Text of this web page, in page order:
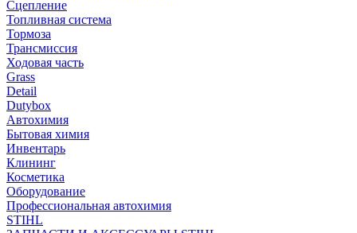
Сцепление
Топливная система
Тормоза
Трансмиссия
Ходовая часть
Grass
Detail
Dutybox
Автохимия
Бытовая химия
Инвентарь
Клининг
Косметика
Оборудование
Профессиональная автохимия
STIHL